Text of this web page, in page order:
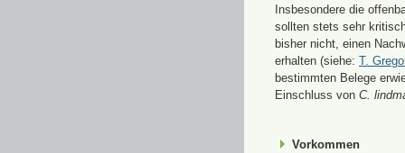
Insbesondere die
sollten stets sehr
bisher nicht, einen
erhalten (siehe: T.
bestimmten Belege
Einschluss von C.
Vorkommen